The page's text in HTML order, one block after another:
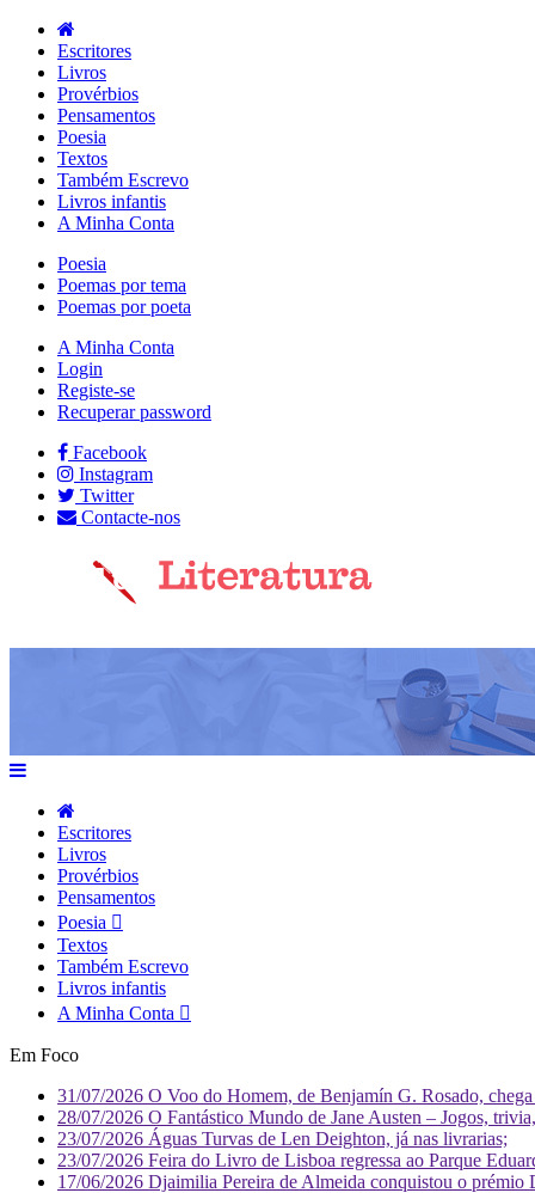
Escritores
Livros
Provérbios
Pensamentos
Poesia
Textos
Também Escrevo
Livros infantis
A Minha Conta
Poesia
Poemas por tema
Poemas por poeta
A Minha Conta
Login
Registe-se
Recuperar password
Facebook
Instagram
Twitter
Contacte-nos
Escritores
Livros
Provérbios
Pensamentos
Poesia
Textos
Também Escrevo
Livros infantis
A Minha Conta
Em Foco
31/07/2026 O Voo do Homem, de Benjamín G. Rosado,
28/07/2026 O Fantástico Mundo de Jane Austen – Jogos,
23/07/2026 Águas Turvas de Len Deighton, já nas livrarias;
23/07/2026 Feira do Livro de Lisboa regressa ao Parque
17/06/2026 Djaimilia Pereira de Almeida conquistou o